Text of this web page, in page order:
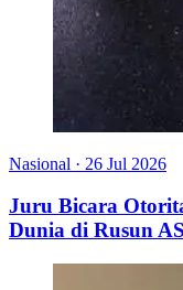
Nasional · 26 Jul 2026
Juru Bicara
Dunia di Rusun